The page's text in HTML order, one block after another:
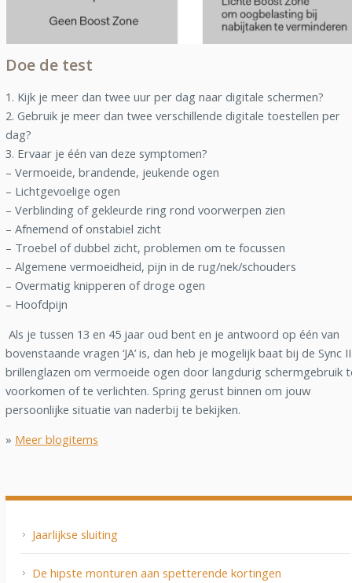
Doe de test
1. Kijk je meer dan twee uur per dag naar digitale schermen?
2. Gebruik je meer dan twee verschillende digitale toestellen per
dag?
3. Ervaar je één van deze symptomen?
– Vermoeide, brandende, jeukende ogen
– Lichtgevoelige ogen
– Verblinding of gekleurde ring rond voorwerpen zien
– Afnemend of onstabiel zicht
– Troebel of dubbel zicht, problemen om te focussen
– Algemene vermoeidheid, pijn in de rug/nek/schouders
– Overmatig knipperen of droge ogen
– Hoofdpijn
Als je tussen 13 en 45 jaar oud bent en je antwoord op één van
bovenstaande vragen ‘JA’ is, dan heb je mogelijk baat bij de Sync
brillenglazen om vermoeide ogen door langdurig schermgebruik
voorkomen of te verlichten. Spring gerust binnen om jouw
persoonlijke situatie van naderbij te bekijken.
» Meer blogitems
Jaarlijkse sluiting
De hipste monturen aan spetterende kortingen